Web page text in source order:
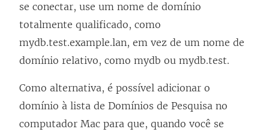
se conectar, use um nome de domínio
totalmente qualificado, como
mydb.test.example.lan, em vez de um nome de
domínio relativo, como mydb ou mydb.test.
Como alternativa, é possível adicionar o
domínio à lista de Domínios de Pesquisa no
computador Mac para que, quando você se